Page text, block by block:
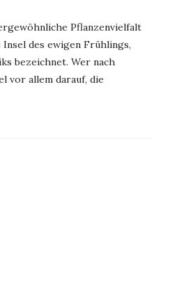
Pflanzenvielfalt
des ewigen Frühlings,
bezeichnet. Wer nach
vor allem darauf, die